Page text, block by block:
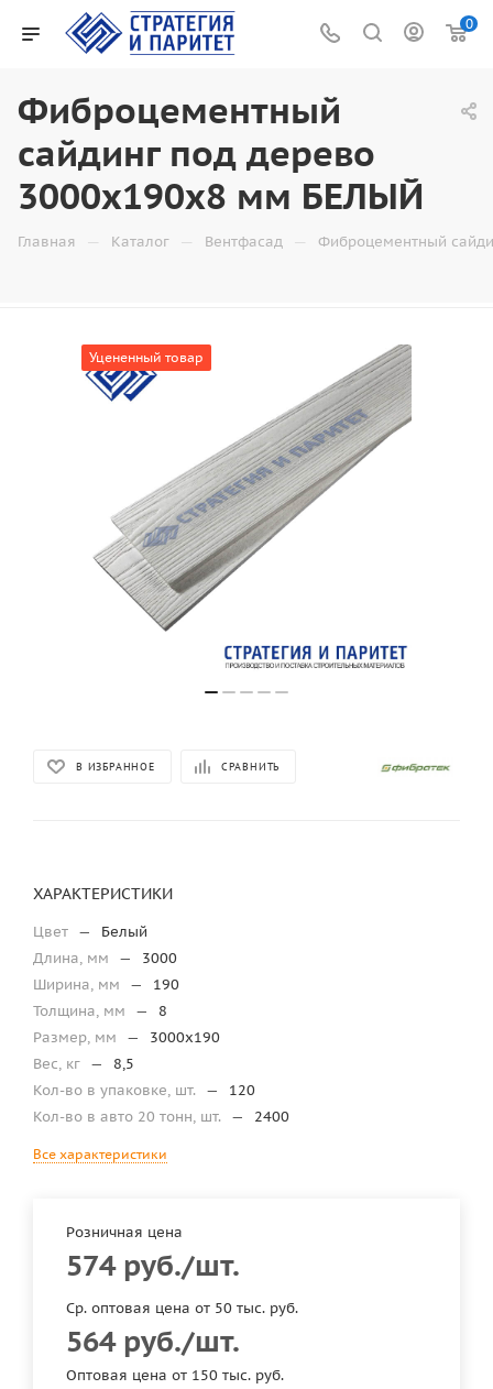
0
Фиброцементный
сайдинг под дерево
3000x190x8 мм БЕЛЫЙ
Главная — Каталог — Вентфасад — Фиброцементный
Уцененный товар
В ИЗБРАННОЕ СРАВНИТЬ
ХАРАКТЕРИСТИКИ
Цвет —
Белый
Длина, мм
—
3000
Ширина, мм
—
190
Толщина, мм
—
8
Размер, мм
—
3000x190
Вес, кг —
8,5
Кол-во в упаковке, шт.
—
120
Кол-во в авто 20 тонн, шт.
— 2400
Все характеристики
Розничная цена
574руб./шт.
Ср. оптовая цена от 50 тыс. руб.
564руб./шт.
Оптовая цена от 150 тыс. руб.